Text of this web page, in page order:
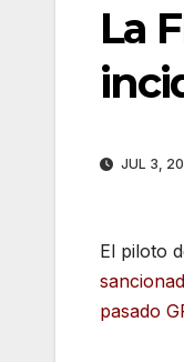
La
JUL 3,
El piloto
pasado